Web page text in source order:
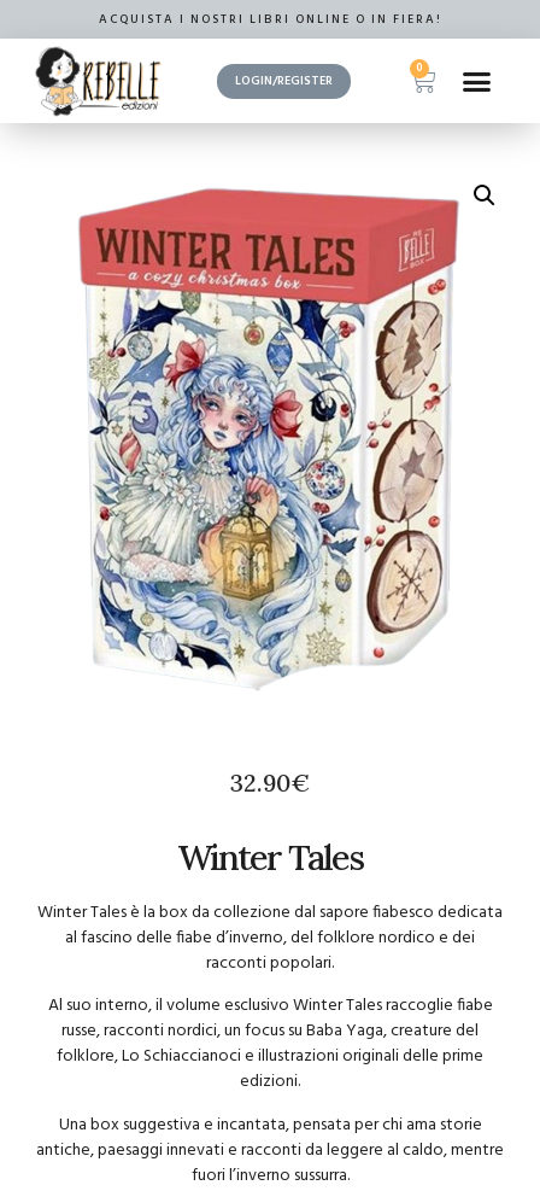
ACQUISTA I NOSTRI LIBRI ONLINE O IN FIERA!
LOGIN/REGISTER
0
32.90€
Winter Tales
Winter Tales è la box da collezione dal sapore fiabesco dedicata
al fascino delle fiabe d’inverno, del folklore nordico e dei
racconti popolari.
Al suo interno, il volume esclusivo Winter Tales raccoglie fiabe
russe, racconti nordici, un focus su Baba Yaga, creature del
folklore, Lo Schiaccianoci e illustrazioni originali delle prime
edizioni.
Una box suggestiva e incantata, pensata per chi ama storie
antiche, paesaggi innevati e racconti da leggere al caldo, mentre
fuori l’inverno sussurra.